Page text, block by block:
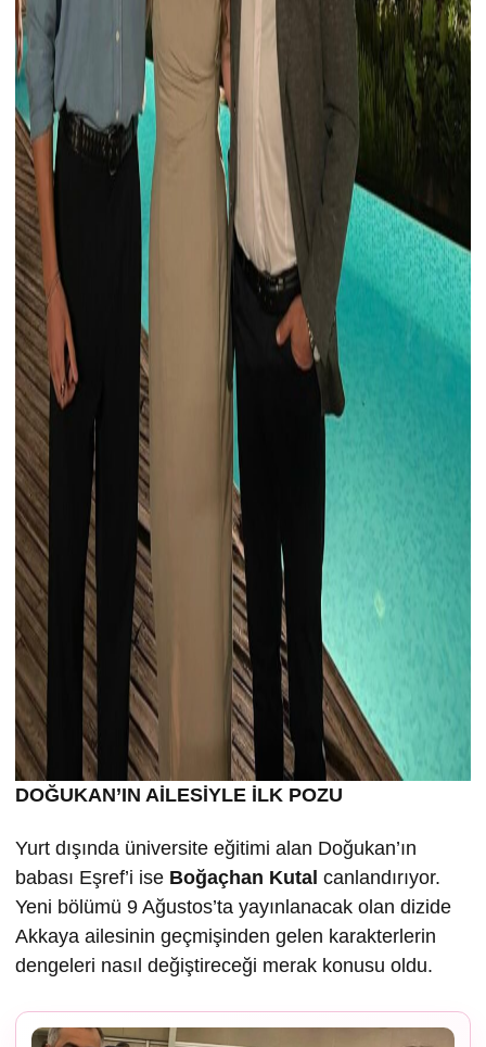
DOĞUKAN’IN AİLESİYLE İLK POZU
Yurt dışında üniversite eğitimi alan Doğukan’ın
babası Eşref’i ise Boğaçhan Kutal canlandırıyor.
Yeni bölümü 9 Ağustos’ta yayınlanacak olan dizide
Akkaya ailesinin geçmişinden gelen karakterlerin
dengeleri nasıl değiştireceği merak konusu oldu.